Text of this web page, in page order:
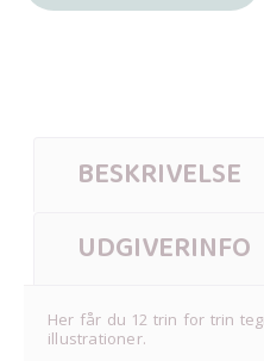
BESKRIVELSE
UDGIVERINFO
Her får du 12 trin for trin
illustrationer.